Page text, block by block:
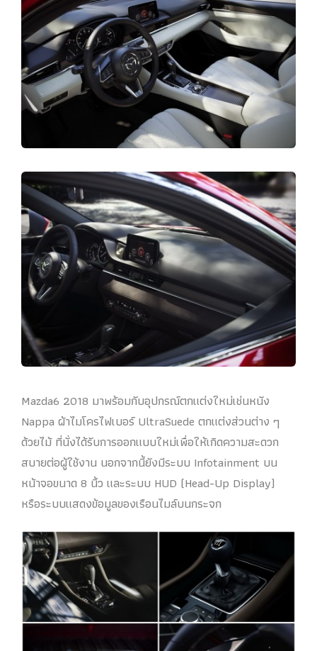
Mazda6 2018 มาพร้อมกับอุปกรณ์ตกแต่งใหม่เช่นหนัง
Nappa ผ้าไมโครไฟเบอร์ UltraSuede ตกแต่งส่วนต่าง ๆ
ด้วยไม้ ที่นั่งได้รับการออกแบบใหม่เพื่อให้เกิดความสะดวก
สบายต่อผู้ใช้งาน นอกจากนี้ยังมีระบบ Infotainment บน
หน้าจอขนาด 8 นิ้ว และระบบ HUD (Head-Up Display)
หรือระบบแสดงข้อมูลของเรือนไมล์บนกระจก